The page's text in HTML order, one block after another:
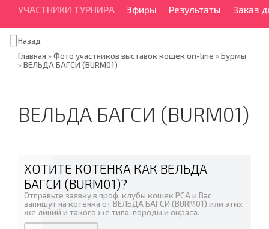
УЧАСТНИКИ ТУРНИРА Эфиры Результаты Заказ
Назад
Главная »Фото участников выставок кошек on-line »Бурмы
»ВЕЛЬДА БАГСИ (BURM01)
ВЕЛЬДА БАГСИ (BURM01)
ХОТИТЕ КОТЕНКА КАК ВЕЛЬДА
БАГСИ (BURM01)?
Отправьте заявку в проф. клубы кошек PCA и Вас
запишут на котенка от ВЕЛЬДА БАГСИ (BURM01) или этих
же линий и такого же типа, породы и окраса.